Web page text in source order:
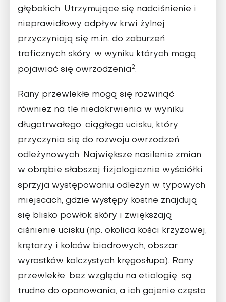
głębokich. Utrzymujące się nadciśnienie i
nieprawidłowy odpływ krwi żylnej
przyczyniają się m.in. do zaburzeń
troficznych skóry, w wyniku których mogą
pojawiać się owrzodzenia2.
Rany przewlekłe mogą się rozwinąć
również na tle niedokrwienia w wyniku
długotrwałego, ciągłego ucisku, który
przyczynia się do rozwoju owrzodzeń
odleżynowych. Największe nasilenie zmian
w obrębie słabszej fizjologicznie wyściółki
sprzyja występowaniu odleżyn w typowych
miejscach, gdzie występy kostne znajdują
się blisko powłok skóry i zwiększają
ciśnienie ucisku (np. okolica kości krzyżowej,
krętarzy i kolców biodrowych, obszar
wyrostków kolczystych kręgosłupa). Rany
przewlekłe, bez względu na etiologię, są
trudne do opanowania, a ich gojenie często